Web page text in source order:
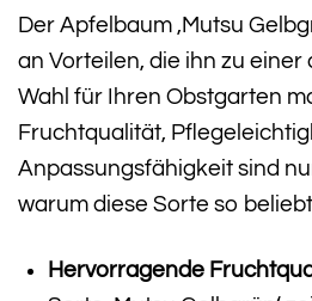
Der Apfelbaum ‚Mutsu
an Vorteilen, die ihn zu
Wahl für Ihren Obstgarten
Fruchtqualität,
Anpassungsfähigkeit sind
warum diese Sorte so
Hervorragende